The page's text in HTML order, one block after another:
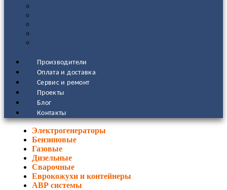
Производители
Оплата и доставка
Сервис и ремонт
Проекты
Блог
Контакты
Электрогенераторы
Бензиновые
Газовые
Дизельные
Сварочные
Еврокожухи и контейнеры
АВР системы